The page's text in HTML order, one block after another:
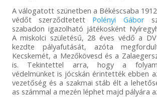
A válogatott szünetben a Békéscsaba
védőt szerződtetett Polényi Gábor
szabadon igazolható játékosként
A miskolci születésű, 28 éves védő a
kezdte pályafutását, azóta
Kecskemét, a Mezőkövesd és a
is. Tekintettel arra, hogy a
védelmünket is jócskán érintették ebben
vezetőség és a szakmai stáb élt a
as számmal a mezén léphet majd pályára